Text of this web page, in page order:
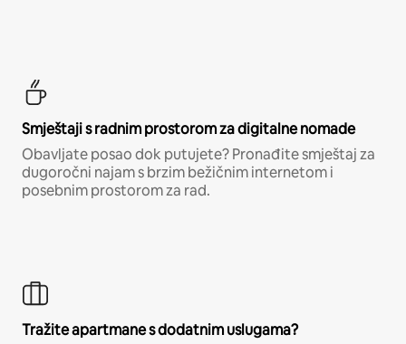
Smještaji s radnim prostorom za digitalne nomade
Obavljate posao dok putujete? Pronađite smještaj za
dugoročni najam s brzim bežičnim internetom i
posebnim prostorom za rad.
Tražite apartmane s dodatnim uslugama?